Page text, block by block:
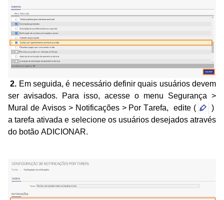
2. Em seguida, é necessário definir quais usuários devem
ser avisados. Para isso, acesse o menu Segurança >
Mural de Avisos > Notificações > Por Tarefa, edite (
)
a tarefa ativada e selecione os usuários desejados através
do botão ADICIONAR.